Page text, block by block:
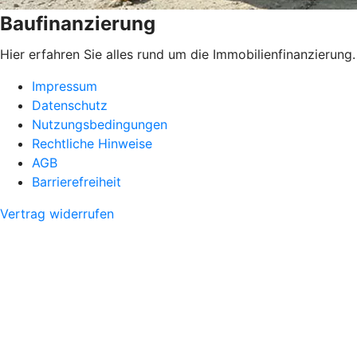
Baufinanzierung
Hier erfahren Sie alles rund um die Immobilienfinanzierung.
Impressum
Datenschutz
Nutzungsbedingungen
Rechtliche Hinweise
AGB
Barrierefreiheit
Vertrag widerrufen